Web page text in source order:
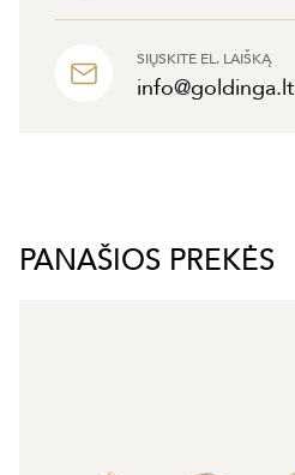
SIŲSKITE EL. LAIŠKĄ
info@goldinga.lt
PANAŠIOS PREKĖS